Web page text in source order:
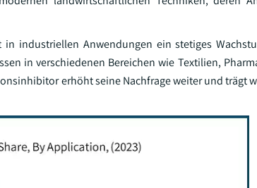
industriellen Anwendungen ein stetiges
in verschiedenen Bereichen wie Textilien,
erhöht seine Nachfrage weiter und trägt